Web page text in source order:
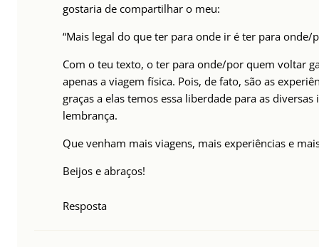
gostaria de compartilhar o meu:
“Mais legal do que ter para onde ir é ter para onde/
Com o teu texto, o ter para onde/por quem voltar
apenas a viagem física. Pois, de fato, são as
graças a elas temos essa liberdade para as
lembrança.
Que venham mais viagens, mais experiências e
Beijos e abraços!
Resposta